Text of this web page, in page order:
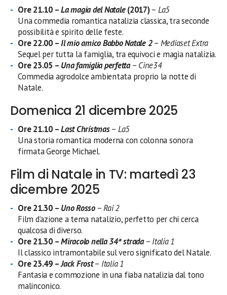
Ore 21.10 –La magia del Natale(2017)– La5
Una commedia romantica natalizia classica, tra seconde
possibilità e spirito delle feste.
Ore 22.00 –Il mio amico Babbo Natale 2– Mediaset Extra
Sequel per tutta la famiglia, tra equivoci e magia natalizia.
Ore 23.05 – Una famiglia perfetta– Cine34
Commedia agrodolce ambientata proprio la notte di
Natale.
Domenica 21 dicembre 2025
Ore 21.10 –Last Christmas– La5
Una storia romantica moderna con colonna sonora
firmata George Michael.
Film di Natale in TV: martedì 23
dicembre 2025
Ore 21.30 – Uno Rosso–Rai 2
Film d’azione a tema natalizio, perfetto per chi cerca
qualcosa di diverso.
Ore 21.30 –Miracolo nella 34ª strada– Italia 1
Il classico intramontabile sul vero significato del Natale.
Ore 23.49 –Jack Frost– Italia 1
Fantasia e commozione in una fiaba natalizia dal tono
malinconico.